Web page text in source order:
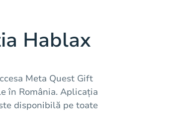
Hablax
Meta Quest Gift
în România. Aplicația
disponibilă pe toate